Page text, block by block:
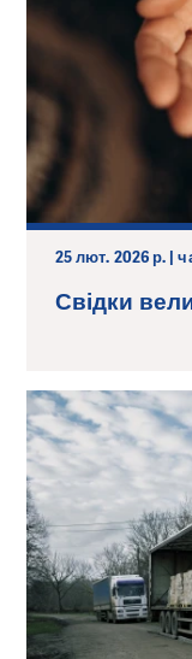
25 лют. 2026 р. |
Свідки